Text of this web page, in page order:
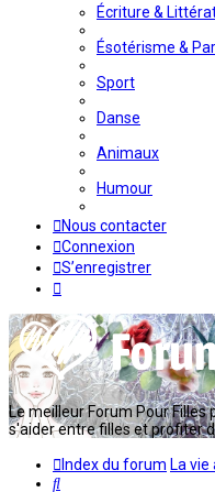
Écriture &
Ésotérisme &
Sport
Danse
Animaux
Humour
Nous contacter
Connexion
S’enregistrer
Le meilleur Forum Pour Filles
s'aider entre filles et profiter
Index du forum La
Rechercher